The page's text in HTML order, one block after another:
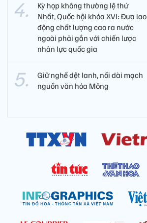
Kỳ họp không thường lệ thứ
Nhất, Quốc hội khóa XVI: Đưa lao
động chất lượng cao ra nước
ngoài phải gắn với chiến lược
nhân lực quốc gia
Giữ nghề dệt lanh, nối dài mạch
nguồn văn hóa Mông